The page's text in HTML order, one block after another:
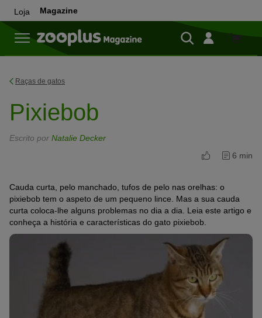
Loja Magazine
Loja
Raças de gatos
Pixiebob
Escrito por Natalie Decker
6 min
Cauda curta, pelo manchado, tufos de pelo nas orelhas: o
pixiebob tem o aspeto de um pequeno lince. Mas a sua cauda
curta coloca-lhe alguns problemas no dia a dia. Leia este artigo e
conheça a história e características do gato pixiebob.